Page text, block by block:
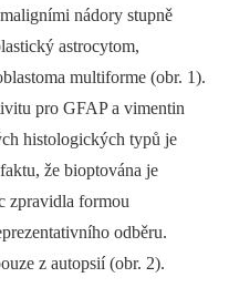
nádory stupně
astrocytom,
multiforme (obr. 1).
pro GFAP a vimentin
histologických typů je
že bioptována je
zpravidla formou
odběru.
z autopsií (obr. 2).